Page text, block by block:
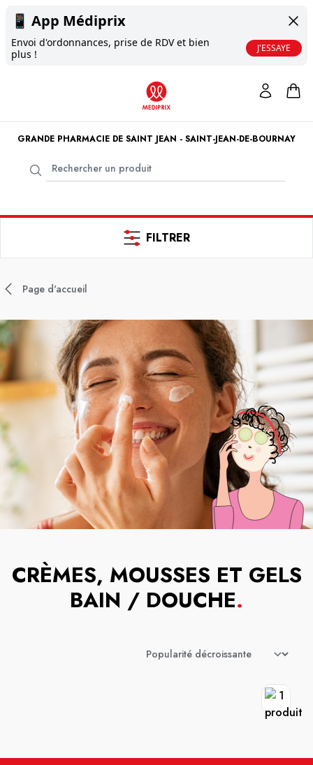
📱 App Médiprix
Envoi d'ordonnances, prise de RDV et bien
plus !
J'ESSAYE
GRANDE PHARMACIE DE SAINT JEAN - SAINT-JEAN-DE-BOURNAY
FILTRER
Page d'accueil
CRÈMES, MOUSSES ET GELS
BAIN / DOUCHE.